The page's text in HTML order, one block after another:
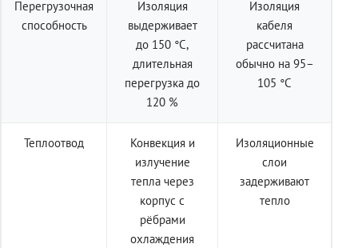
Перегрузочная
способность
Изоляция
выдерживает
до 150 °C,
длительная
перегрузка до
120 %
Изоляция
кабеля
рассчитана
обычно на 95–
105 °C
Теплоотвод
Конвекция и
излучение
тепла через
корпус с
рёбрами
охлаждения
Изоляционные
слои
задерживают
тепло